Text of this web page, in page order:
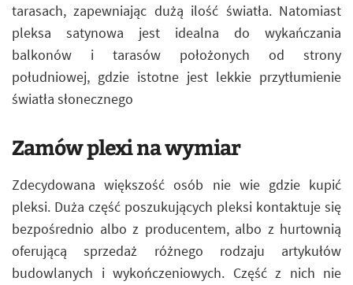
tarasach, zapewniając dużą ilość światła. Natomiast
pleksa satynowa jest idealna do wykańczania
balkonów i tarasów położonych od strony
południowej, gdzie istotne jest lekkie przytłumienie
światła słonecznego
Zamów plexi na wymiar
Zdecydowana większość osób nie wie gdzie kupić
pleksi. Duża część poszukujących pleksi kontaktuje się
bezpośrednio albo z producentem, albo z hurtownią
oferującą sprzedaż różnego rodzaju artykułów
budowlanych i wykończeniowych. Część z nich nie